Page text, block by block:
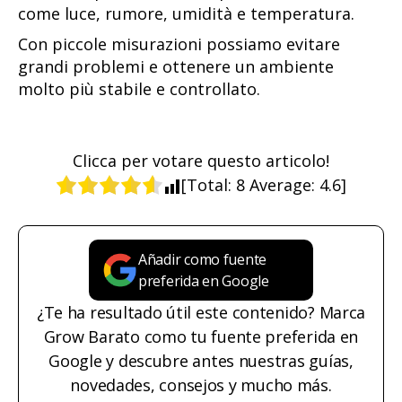
come luce, rumore, umidità e temperatura.
Con piccole misurazioni possiamo evitare
grandi problemi e ottenere un ambiente
molto più stabile e controllato.
Clicca per votare questo articolo!
[Total: 8 Average: 4.6]
Añadir como fuente
preferida en Google
¿Te ha resultado útil este contenido? Marca
Grow Barato como tu fuente preferida en
Google y descubre antes nuestras guías,
novedades, consejos y mucho más.